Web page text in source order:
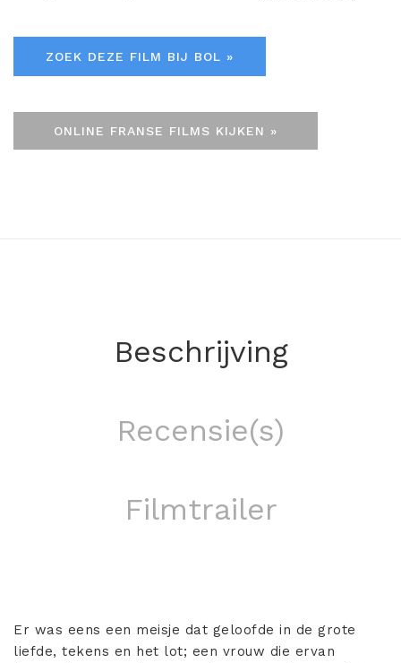
ZOEK DEZE FILM BIJ BOL »
ONLINE FRANSE FILMS KIJKEN »
Beschrijving
Recensie(s)
Filmtrailer
Er was eens een meisje dat geloofde in de grote
liefde, tekens en het lot; een vrouw die ervan